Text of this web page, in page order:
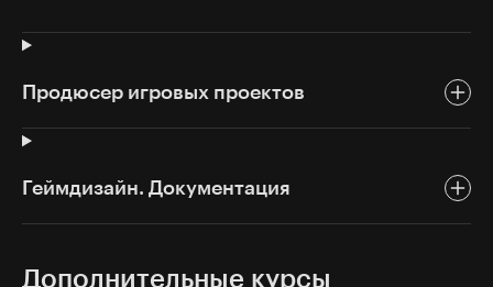
Продюсер игровых проектов
Геймдизайн. Документация
Дополнительные курсы